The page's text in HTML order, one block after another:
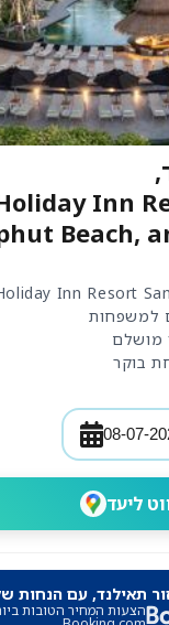
Inn
Beach,
08-07-
ליעד
תאילנד, עם הנחות
הצעות המחיר הטובות